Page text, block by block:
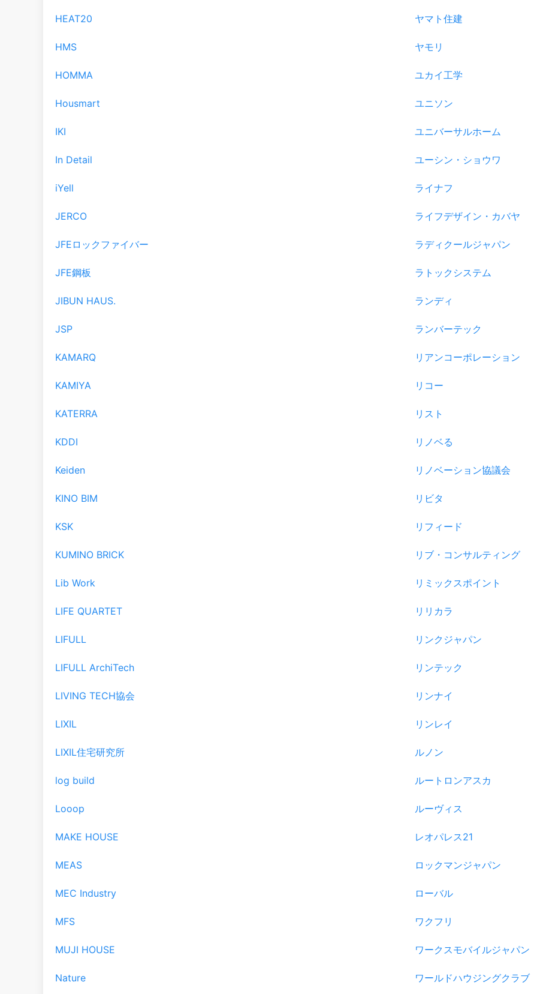
HEAT20
HMS
HOMMA
Housmart
IKI
In Detail
iYell
JERCO
JFEロックファイバー
JFE鋼板
JIBUN HAUS.
JSP
KAMARQ
KAMIYA
KATERRA
KDDI
Keiden
KINO BIM
KSK
KUMINO BRICK
Lib Work
LIFE QUARTET
LIFULL
LIFULL ArchiTech
LIVING TECH協会
LIXIL
LIXIL住宅研究所
log build
Looop
MAKE HOUSE
MEAS
MEC Industry
MFS
MUJI HOUSE
Nature
ヤマト住建
ヤモリ
ユカイ工学
ユニソン
ユニバーサルホーム
ユーシン・ショウワ
ライナフ
ライフデザイン・カバヤ
ラディクールジャパン
ラトックシステム
ランディ
ランバーテック
リアンコーポレーション
リコー
リスト
リノベる
リノベーション協議会
リビタ
リフィード
リブ・コンサルティング
リミックスポイント
リリカラ
リンクジャパン
リンテック
リンナイ
リンレイ
ルノン
ルートロンアスカ
ルーヴィス
レオパレス21
ロックマンジャパン
ローバル
ワクフリ
ワークスモバイルジャパン
ワールドハウジングクラブ